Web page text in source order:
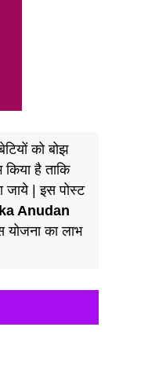
को बोझ
है ताकि
जाये | इस पोस्ट
Anudan
योजना का लाभ